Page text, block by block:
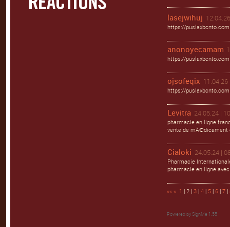
lasejwihuj
https://
anonoyecamam
https://
ojsofeqix 11.04.26
https://
Levitra 24.05.24 |
pharmacie en ligne
vente de mÃ©dicament
Cialoki 24.05.24 |
Pharmacie
pharmacie en ligne
«« « 1 | 2 | 3 | 4 | 5 | 6 | 7 |
Powered by SignMe 1.55